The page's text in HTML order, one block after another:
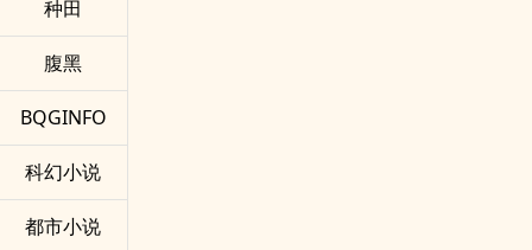
种田
腹黑
BQGINFO
科幻小说
都市小说